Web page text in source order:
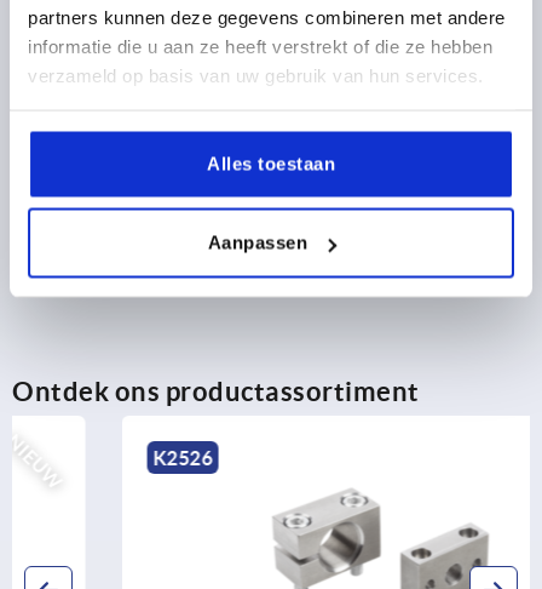
partners kunnen deze gegevens combineren met andere
informatie die u aan ze heeft verstrekt of die ze hebben
verzameld op basis van uw gebruik van hun services.
Alles toestaan
Aanpassen
PRODUCTGEGEVENS
DOWNLOADS
Ontdek ons productassortiment